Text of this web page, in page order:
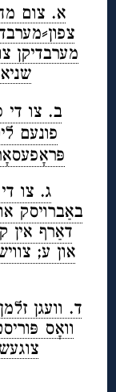
א. צום
מערבדיקן
ב. צו די
פונעם
ג. צו
באַברויסק
דאַרף אין
און ע;
ד. וועגן
וואָס